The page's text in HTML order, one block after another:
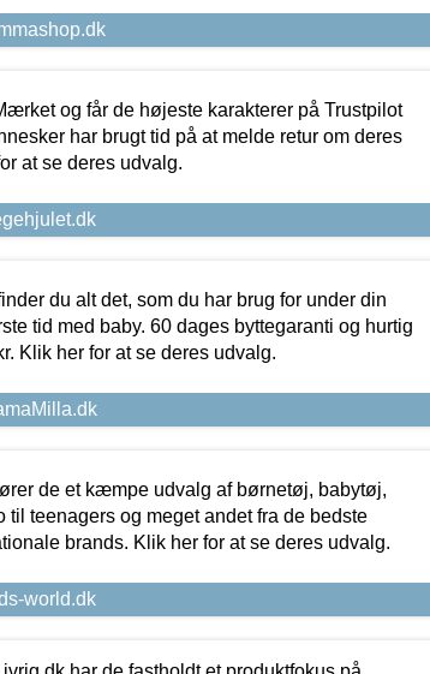
og får de højeste karakterer på Trustpilot
har brugt tid på at melde retur om deres
at se deres udvalg.
du alt det, som du har brug for under din
tid med baby. 60 dages byttegaranti og hurtig
Klik her for at se deres udvalg.
de et kæmpe udvalg af børnetøj, babytøj,
til teenagers og meget andet fra de bedste
brands. Klik her for at se deres udvalg.
world.dk